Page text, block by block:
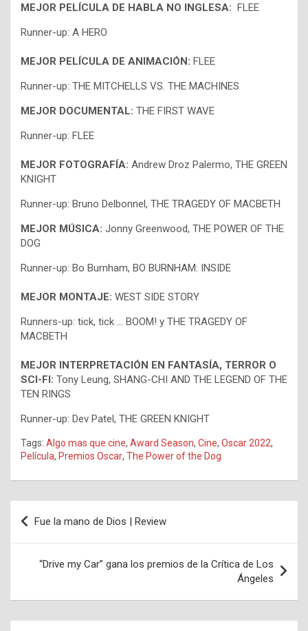
MEJOR PELÍCULA DE HABLA NO INGLESA: FLEE
Runner-up: A HERO
MEJOR PELÍCULA DE ANIMACIÓN: FLEE
Runner-up: THE MITCHELLS VS. THE MACHINES
MEJOR DOCUMENTAL: THE FIRST WAVE
Runner-up: FLEE
MEJOR FOTOGRAFÍA: Andrew Droz Palermo, THE GREEN
KNIGHT
Runner-up: Bruno Delbonnel, THE TRAGEDY OF MACBETH
MEJOR MÚSICA: Jonny Greenwood, THE POWER OF THE
DOG
Runner-up: Bo Burnham, BO BURNHAM: INSIDE
MEJOR MONTAJE: WEST SIDE STORY
Runners-up: tick, tick … BOOM! y THE TRAGEDY OF
MACBETH
MEJOR INTERPRETACIÓN EN FANTASÍA, TERROR O
SCI-FI: Tony Leung, SHANG-CHI AND THE LEGEND OF THE
TEN RINGS
Runner-up: Dev Patel, THE GREEN KNIGHT
Tags: Algo mas que cine, Award Season, Cine, Oscar 2022,
Película, Premios Oscar, The Power of the Dog
Navegación
de
entradas
Fue la mano de Dios | Review
“Drive my Car” gana los premios de la Crítica de Los
Ángeles